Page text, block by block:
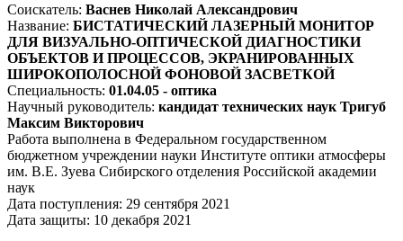
Соискатель: Васнев Николай Александрович
Название: БИСТАТИЧЕСКИЙ ЛАЗЕРНЫЙ МОНИТОР
ДЛЯ ВИЗУАЛЬНО-ОПТИЧЕСКОЙ ДИАГНОСТИКИ
ОБЪЕКТОВ И ПРОЦЕССОВ, ЭКРАНИРОВАННЫХ
ШИРОКОПОЛОСНОЙ ФОНОВОЙ ЗАСВЕТКОЙ
Специальность: 01.04.05 - оптика
Научный руководитель: кандидат технических наук Тригуб
Максим Викторович
Работа выполнена в Федеральном государственном
бюджетном учреждении науки Институте оптики атмосферы
им. В.Е. Зуева Сибирского отделения Российской академии
наук
Дата поступления: 29 сентября 2021
Дата защиты: 10 декабря 2021